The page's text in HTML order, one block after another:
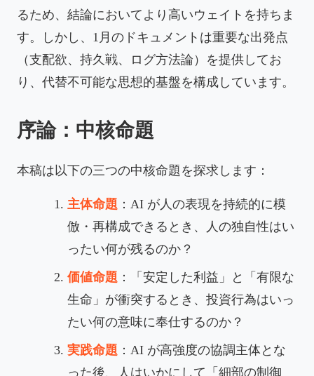
るため、結論においてより高いウェイトを持ちま
す。しかし、1月のドキュメントは重要な出発点
（支配欲、持久戦、ログ方法論）を提供してお
り、代替不可能な思想的基盤を構成しています。
序論：中核命題
本稿は以下の三つの中核命題を探求します：
主体命題 ：AI が人の表現を持続的に模
倣・再構成できるとき、人の独自性はい
ったい何が残るのか？
価値命題 ：「安定した利益」と「有限な
生命」が衝突するとき、投資行為はいっ
たい何の意味に奉仕するのか？
実践命題 ：AI が高強度の協調主体とな
った後、人はいかにして「細部の制御